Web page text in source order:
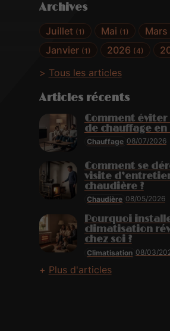
Archives
Juillet (1) Mai (1) Mars
Janvier (1) 2026 (4)
Tous les articles
Articles récents
Chauffage 08/07/2026
Comment éviter
de chauffage en
Chaudière 08/05/2026
Comment se
visite
chaudière ?
Climatisation 08/03/
Pourquoi
climatisation
chez soi ?
Plus d'articles